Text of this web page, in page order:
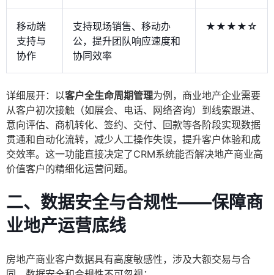
移动端
支持与
协作
支持现场销售、移动办
公，提升团队响应速度和
协同效率
★★★★☆
详细展开：以客户全生命周期管理为例，商业地产企业需要
从客户初次接触（如展会、电话、网络咨询）到线索跟进、
意向评估、商机转化、签约、交付、回款等各阶段实现数据
贯通和自动化流转，减少人工操作失误，提升客户体验和成
交效率。这一功能直接决定了CRM系统能否解决地产商业高
价值客户的精细化运营问题。
二、数据安全与合规性——保障商
业地产运营底线
房地产商业客户数据具有高度敏感性，涉及大额交易与合